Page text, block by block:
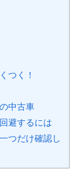
つく！
中古車
避するには
つだけ確認し